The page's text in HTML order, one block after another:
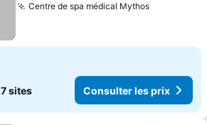
Centre de spa médical Mythos
7 sites Consulter les prix